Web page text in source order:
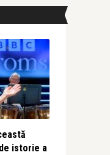
istorie a